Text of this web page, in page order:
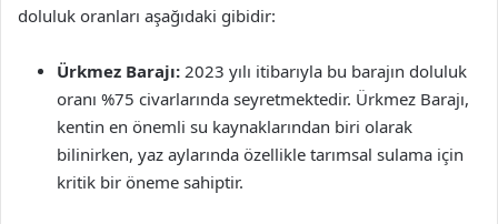
doluluk oranları aşağıdaki gibidir:
Ürkmez Barajı: 2023 yılı itibarıyla bu barajın doluluk
oranı %75 civarlarında seyretmektedir. Ürkmez Barajı,
kentin en önemli su kaynaklarından biri olarak
bilinirken, yaz aylarında özellikle tarımsal sulama için
kritik bir öneme sahiptir.